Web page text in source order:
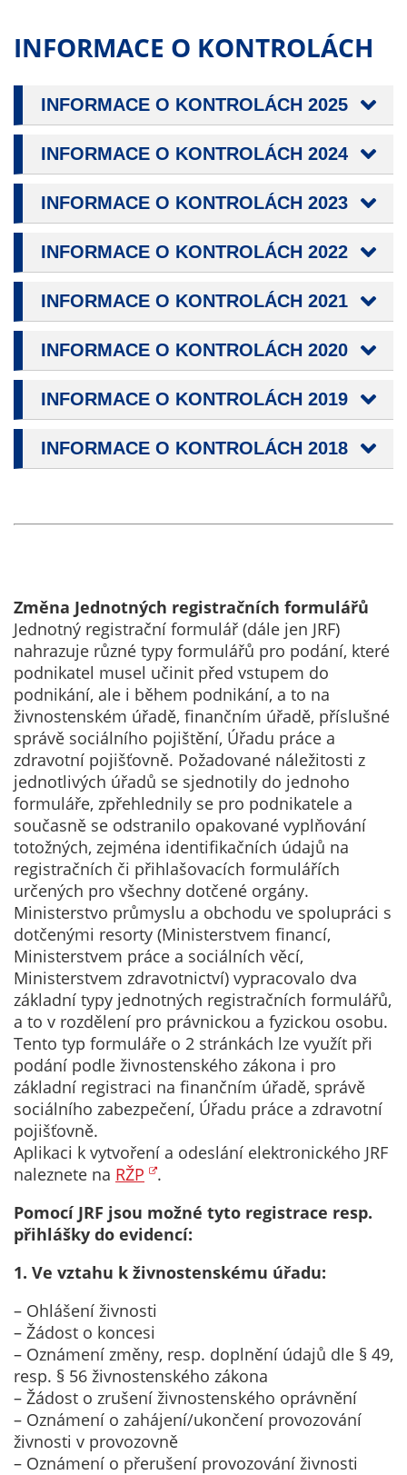
INFORMACE O KONTROLÁCH
INFORMACE O KONTROLÁCH 2025
INFORMACE O KONTROLÁCH 2024
INFORMACE O KONTROLÁCH 2023
INFORMACE O KONTROLÁCH 2022
INFORMACE O KONTROLÁCH 2021
INFORMACE O KONTROLÁCH 2020
INFORMACE O KONTROLÁCH 2019
INFORMACE O KONTROLÁCH 2018
Změna Jednotných registračních formulářů
Jednotný registrační formulář (dále jen JRF)
nahrazuje různé typy formulářů pro podání, které
podnikatel musel učinit před vstupem do
podnikání, ale i během podnikání, a to na
živnostenském úřadě, finančním úřadě, příslušné
správě sociálního pojištění, Úřadu práce a
zdravotní pojišťovně. Požadované náležitosti z
jednotlivých úřadů se sjednotily do jednoho
formuláře, zpřehlednily se pro podnikatele a
současně se odstranilo opakované vyplňování
totožných, zejména identifikačních údajů na
registračních či přihlašovacích formulářích
určených pro všechny dotčené orgány.
Ministerstvo průmyslu a obchodu ve spolupráci s
dotčenými resorty (Ministerstvem financí,
Ministerstvem práce a sociálních věcí,
Ministerstvem zdravotnictví) vypracovalo dva
základní typy jednotných registračních formulářů,
a to v rozdělení pro právnickou a fyzickou osobu.
Tento typ formuláře o 2 stránkách lze využít při
podání podle živnostenského zákona i pro
základní registraci na finančním úřadě, správě
sociálního zabezpečení, Úřadu práce a zdravotní
pojišťovně.
Aplikaci k vytvoření a odeslání elektronického JRF
naleznete na RŽP
.
Pomocí JRF jsou možné tyto registrace resp.
přihlášky do evidencí:
1. Ve vztahu k živnostenskému úřadu:
– Ohlášení živnosti
– Žádost o koncesi
– Oznámení změny, resp. doplnění údajů dle § 49,
resp. § 56 živnostenského zákona
– Žádost o zrušení živnostenského oprávnění
– Oznámení o zahájení/ukončení provozování
živnosti v provozovně
– Oznámení o přerušení provozování živnosti
Analytické
umožňují
výkonu
našeho webu
reklamních
kampaní.
Jejich pomocí
určujeme
počet návštěv
návštěv našich
internetových
získaná
pomocí
těchto
cookies
na konkrétní
uživatelé
našeho webu.
Pokud
vypnete
používání
analytických
cookies ve
vztahu k Vaší
návštěvě,
ztrácíme
možnost
analýzy
výkonu a
optimalizace
našich
opatření.
Personalizované
soubory cookie
Používáme rovněž
soubory cookie a
další technologie,
přizpůsobili naše
zájmům našich
Reklamní cookies
používáme my
nebo naši partneři,
abychom Vám
mohli zobrazit